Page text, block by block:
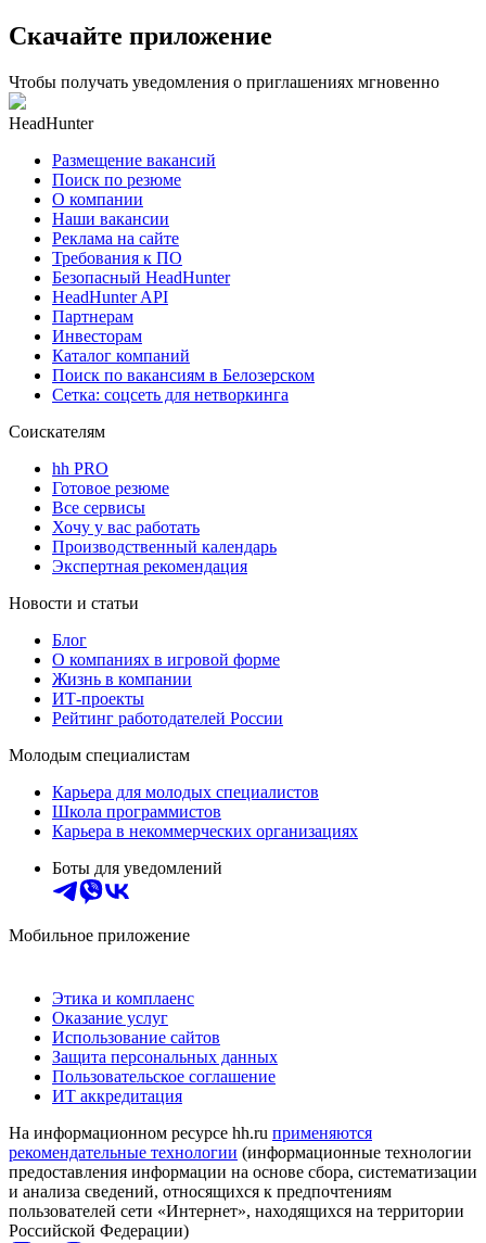
Скачайте приложение
Чтобы получать уведомления о приглашениях мгновенно
HeadHunter
Размещение вакансий
Поиск по резюме
О компании
Наши вакансии
Реклама на сайте
Требования к ПО
Безопасный HeadHunter
HeadHunter API
Партнерам
Инвесторам
Каталог компаний
Поиск по вакансиям в Белозерском
Сетка: соцсеть для нетворкинга
Соискателям
hh PRO
Готовое резюме
Все сервисы
Хочу у вас работать
Производственный календарь
Экспертная рекомендация
Новости и статьи
Блог
О компаниях в игровой форме
Жизнь в компании
ИТ-проекты
Рейтинг работодателей России
Молодым специалистам
Карьера для молодых специалистов
Школа программистов
Карьера в некоммерческих организациях
Боты для уведомлений
Мобильное приложение
Этика и комплаенс
Оказание услуг
Использование сайтов
Защита персональных данных
Пользовательское соглашение
ИТ аккредитация
На информационном ресурсе hh.ru применяются
рекомендательные технологии (информационные технологии
предоставления информации на основе сбора, систематизации
и анализа сведений, относящихся к предпочтениям
пользователей сети «Интернет», находящихся на территории
Российской Федерации)